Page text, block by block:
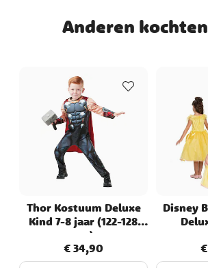
Officieel gelicentieerd
Anderen
Thor Kostuum Deluxe
Kind 7-8 jaar (122-128
cm)
Prijs:€ 34,90
€ 34,90
Disney